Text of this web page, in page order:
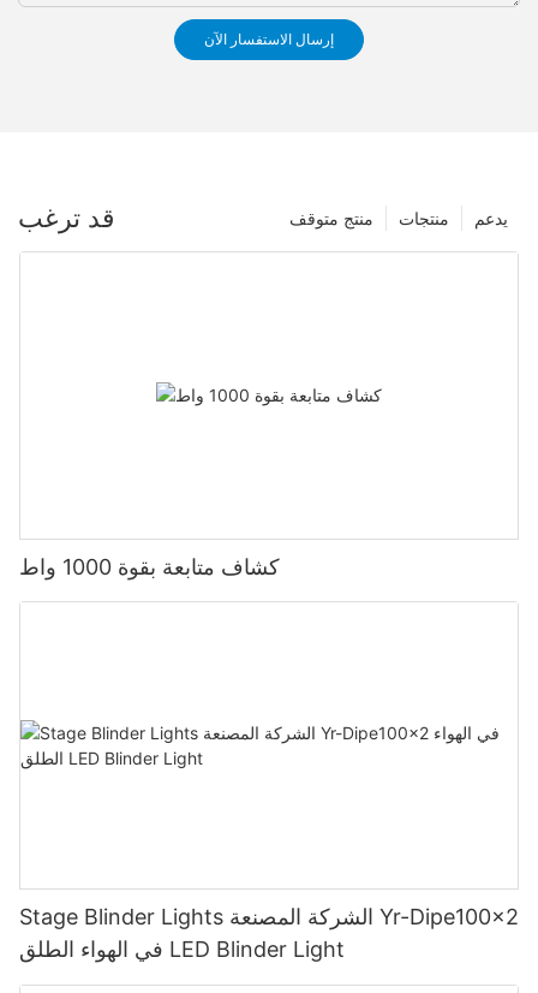
إرسال الاستفسار الآن
قد ترغب يدعم منتجات منتج متوقف
كشاف متابعة بقوة 1000 واط
Stage Blinder Lights الشركة المصنعة Yr-Dipe100x2
في الهواء الطلق LED Blinder Light